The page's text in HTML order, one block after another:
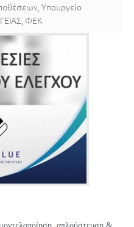
Υπουργείο
ΦΕΚ
απλούστευση &